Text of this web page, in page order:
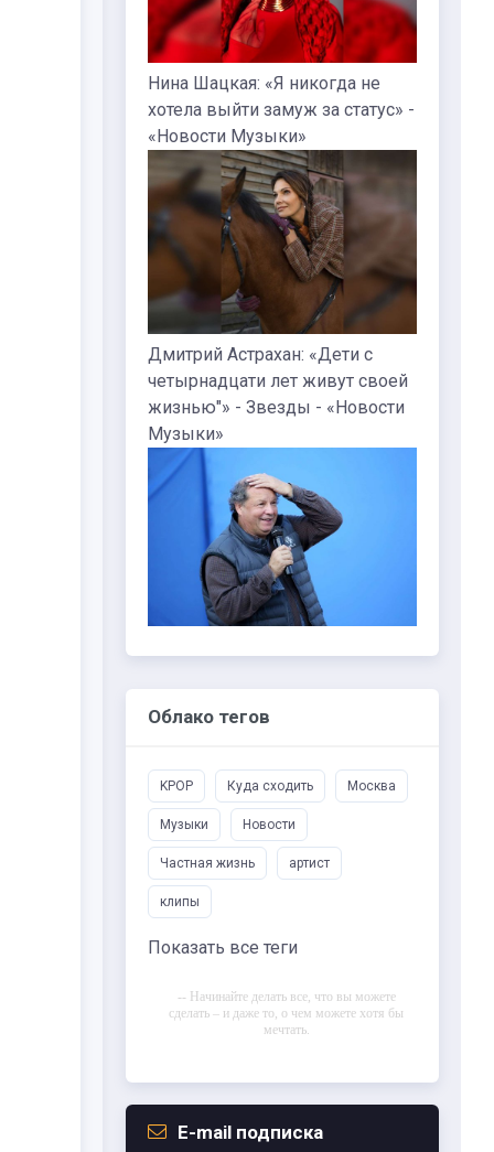
Нина Шацкая: «Я никогда не
хотела выйти замуж за статус» -
«Новости Музыки»
Дмитрий Астрахан: «Дети с
четырнадцати лет живут своей
жизнью"» - Звезды - «Новости
Музыки»
Облако тегов
KPOP Куда сходить Москва
Музыки Новости
Частная жизнь артист
клипы
Показать все теги
-- Начинайте делать все, что вы можете
сделать – и даже то, о чем можете хотя бы
мечтать.
всего. И мыслями можно управлять. И
-- Идите уверенно по направлению к мечте.
E-mail подписка